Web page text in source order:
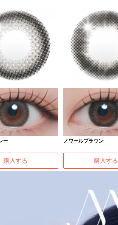
ー
購入する
ノワールブラウン
購入する